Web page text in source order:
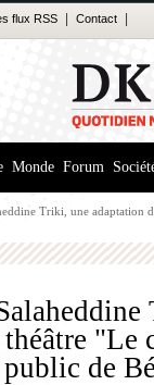
flux RSS Contact
Monde Forum
Triki, une adaptation
"Le
de